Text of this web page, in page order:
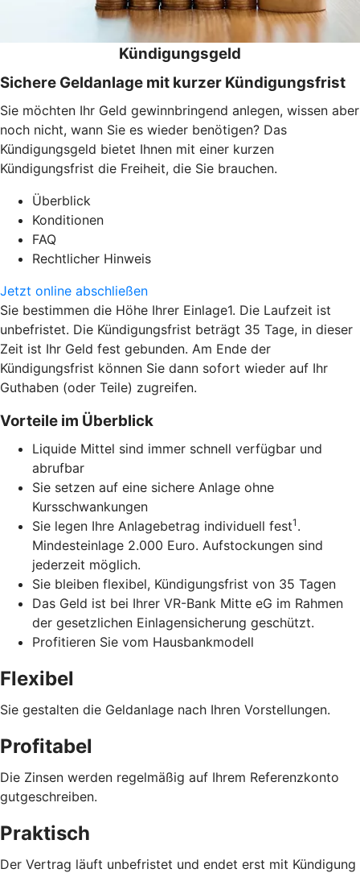
Kündigungsgeld
Sichere Geldanlage mit kurzer Kündigungsfrist
Sie möchten Ihr Geld gewinnbringend anlegen, wissen aber
noch nicht, wann Sie es wieder benötigen? Das
Kündigungsgeld bietet Ihnen mit einer kurzen
Kündigungsfrist die Freiheit, die Sie brauchen.
Überblick
Konditionen
FAQ
Rechtlicher Hinweis
Jetzt online abschließen
Sie bestimmen die Höhe Ihrer Einlage1. Die Laufzeit ist
unbefristet. Die Kündigungsfrist beträgt 35 Tage, in dieser
Zeit ist Ihr Geld fest gebunden. Am Ende der
Kündigungsfrist können Sie dann sofort wieder auf Ihr
Guthaben (oder Teile) zugreifen.
Vorteile im Überblick
Liquide Mittel sind immer schnell verfügbar und
abrufbar
Sie setzen auf eine sichere Anlage ohne
Kursschwankungen
Sie legen Ihre Anlagebetrag individuell fest1 .
Mindesteinlage 2.000 Euro. Aufstockungen sind
jederzeit möglich.
Sie bleiben flexibel, Kündigungsfrist von 35 Tagen
Das Geld ist bei Ihrer VR-Bank Mitte eG im Rahmen
der gesetzlichen Einlagensicherung geschützt.
Profitieren Sie vom Hausbankmodell
Flexibel
Sie gestalten die Geldanlage nach Ihren Vorstellungen.
Profitabel
Die Zinsen werden regelmäßig auf Ihrem Referenzkonto
gutgeschreiben.
Praktisch
Der Vertrag läuft unbefristet und endet erst mit Kündigung